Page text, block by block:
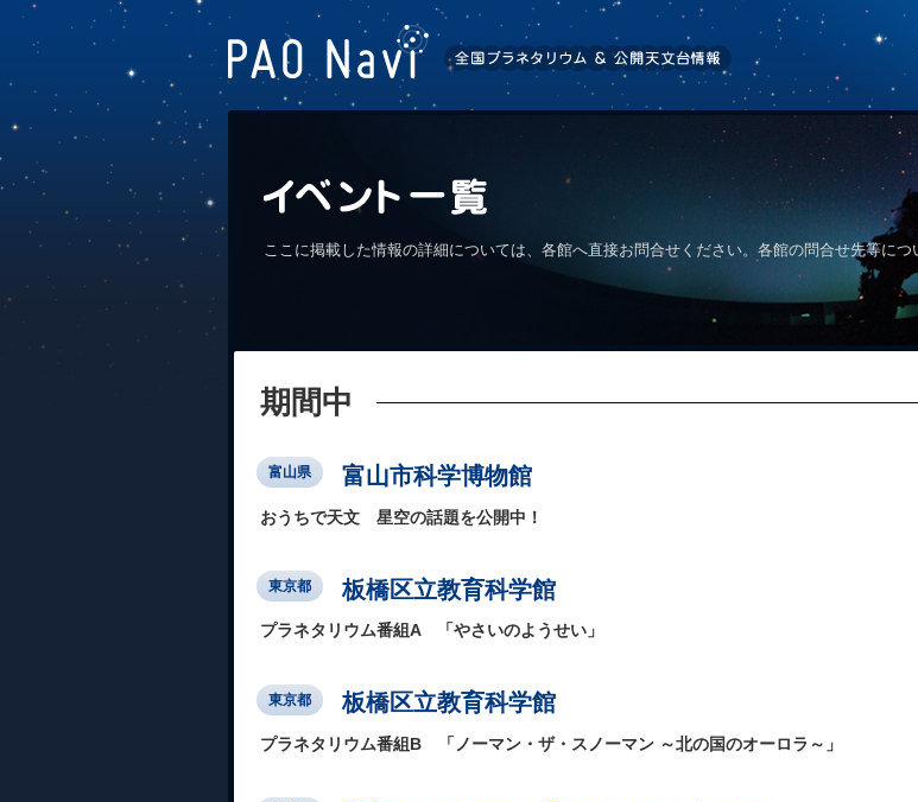
ここに掲載した情報の詳細については、各館へ直接お問合せください。各館の問合せ先等につ
期間中
富山県 富山市科学博物館
おうちで天文 星空の話題を公開中！
東京都 板橋区立教育科学館
プラネタリウム番組A 「やさいのようせい」
東京都 板橋区立教育科学館
プラネタリウム番組B 「ノーマン・ザ・スノーマン ～北の国のオーロラ～」